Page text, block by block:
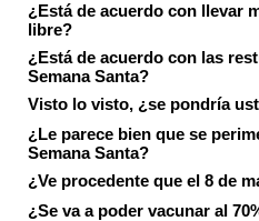
¿Está de acuerdo con llevar
libre?
¿Está de acuerdo con las
Semana Santa?
Visto lo visto, ¿se pondría
¿Le parece bien que se
Semana Santa?
¿Ve procedente que el 8 de
¿Se va a poder vacunar al